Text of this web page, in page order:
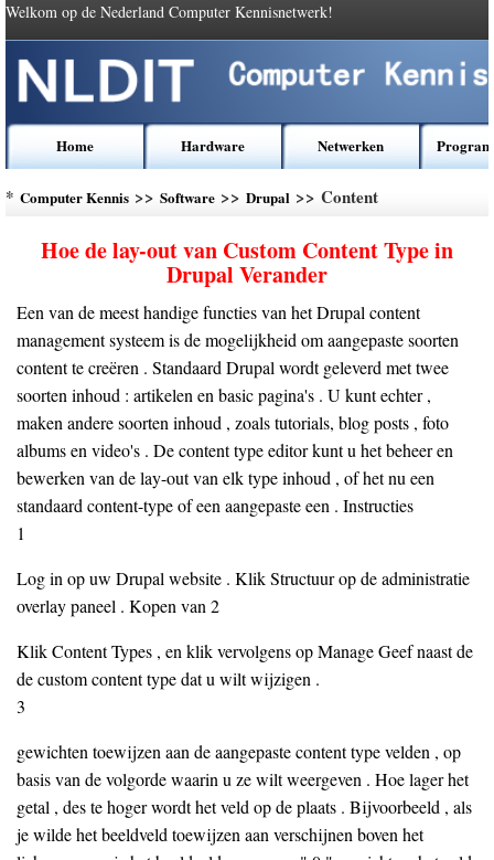
Welkom op de Nederland Computer Kennisnetwerk!
Home Hardware Netwerken
* Computer Kennis >> Software >> Drupal >> Content
Hoe de lay-out van Custom Content Type in
Drupal Verander
Een van de meest handige functies van het Drupal content
management systeem is de mogelijkheid om aangepaste soorten
content te creëren . Standaard Drupal wordt geleverd met twee
soorten inhoud : artikelen en basic pagina's . U kunt echter ,
maken andere soorten inhoud , zoals tutorials, blog posts , foto
albums en video's . De content type editor kunt u het beheer en
bewerken van de lay-out van elk type inhoud , of het nu een
standaard content-type of een aangepaste een . Instructies
1
Log in op uw Drupal website . Klik Structuur op de administratie
overlay paneel . Kopen van 2
Klik Content Types , en klik vervolgens op Manage Geef naast de
de custom content type dat u wilt wijzigen .
3
gewichten toewijzen aan de aangepaste content type velden , op
basis van de volgorde waarin u ze wilt weergeven . Hoe lager het
getal , des te hoger wordt het veld op de plaats . Bijvoorbeeld , als
je wilde het beeldveld toewijzen aan verschijnen boven het